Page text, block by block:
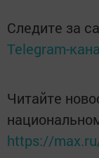
Следите за
Telegram-
Читайте
https://